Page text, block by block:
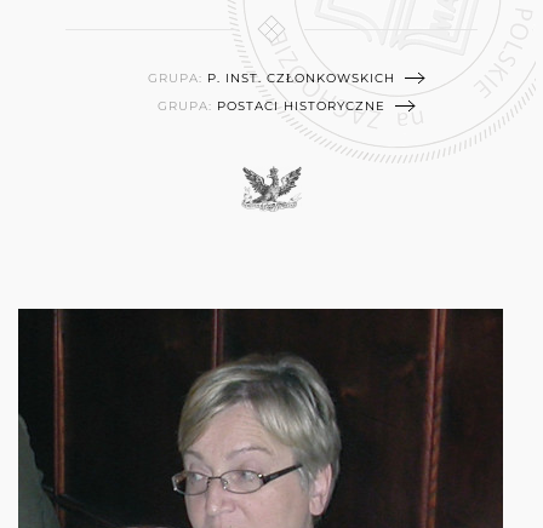
GRUPA: P. INST. CZŁONKOWSKICH
GRUPA: POSTACI HISTORYCZNE